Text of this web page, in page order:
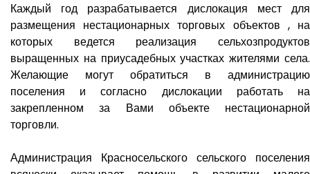
Каждый год разрабатывается дислокация мест для
размещения нестационарных торговых объектов , на
которых ведется реализация сельхозпродуктов
выращенных на приусадебных участках жителями села.
Желающие могут обратиться в администрацию
поселения и согласно дислокации работать на
закрепленном за Вами объекте нестационарной
торговли.
Администрация Красносельского сельского поселения